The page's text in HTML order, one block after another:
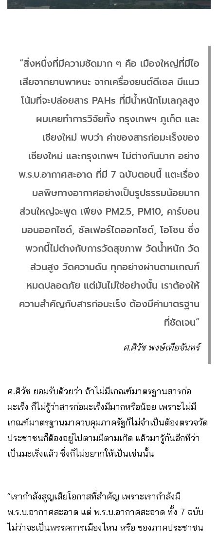
“สิ่งหนึ่งที่มีความชัดมาก ๆ คือ เมืองใหญ่ที่มีไอ
เสียจากยานพาหนะ จากเครื่องยนต์ดีเซล มีแนว
โน้มที่จะปล่อยสาร PAHs ที่มีน้ำหนักโมเลกุลสูง
ผมเคยทำการวิจัยทั้ง กรุงเทพฯ ภูเก็ต และ
เชียงใหม่ พบว่า ค่าของสารก่อมะเร็งของ
เชียงใหม่ และกรุงเทพฯ ไม่ต่างกันมาก อย่าง
พ.ร.บ.อากาศสะอาด ที่มี 7 ฉบับตอนนี้ แตะเรื่อง
มลพิษทางอากาศอย่างเป็นรูปธรรมน้อยมาก
ส่วนใหญ่จะพูด เพียง PM2.5, PM10, คาร์บอน
มอนออกไซด์, ซัลเฟอร์ไดออกไซด์, โอโซน ซึ่ง
พวกนี้ไม่ต่างกับการวัดสุขภาพ วัดน้ำหนัก วัด
ส่วนสูง วัดความดัน ทุกอย่างผ่านตามเกณฑ์
หมดปลอดภัย แต่มันไม่ใช่อย่างนั้น เราต้องให้
ความสำคัญกับสารก่อมะเร็ง ต้องมีค่ามาตรฐาน
ที่ชัดเจน”
ศ.ศิวัช พงษ์เพียจันทร์
ศ.ศิวัช ยอมรับด้วยว่า ถ้าไม่มีเกณฑ์มาตรฐานสารก่อ
มะเร็ง ก็ไม่รู้ว่าสารก่อมะเร็งมีมากหรือน้อย เพราะไม่มี
เกณฑ์มาตรฐานมาควบคุมภาครัฐก็ไม่จำเป็นต้องตรวจวัด
ประชาชนก็ต้องอยู่ไปตามมีตามเกิด แล้วมารู้กันอีกทีว่า
เป็นมะเร็งแล้ว ซึ่งก็ไม่อยากให้เป็นเช่นนั้น
“เรากำลังสูญเสียโอกาสที่สำคัญ เพราะเรากำลังมี
พ.ร.บ.อากาศสะอาด แต่ พ.ร.บ.อากาศสะอาด ทั้ง 7 ฉบับ
ไม่ว่าจะเป็นพรรคการเมืองไหน หรือ ของภาคประชาชน